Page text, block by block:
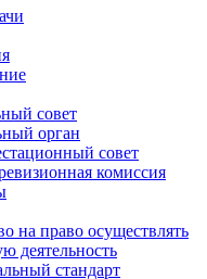
совет
орган
совет
комиссия
на право осуществлять
деятельность
стандарт